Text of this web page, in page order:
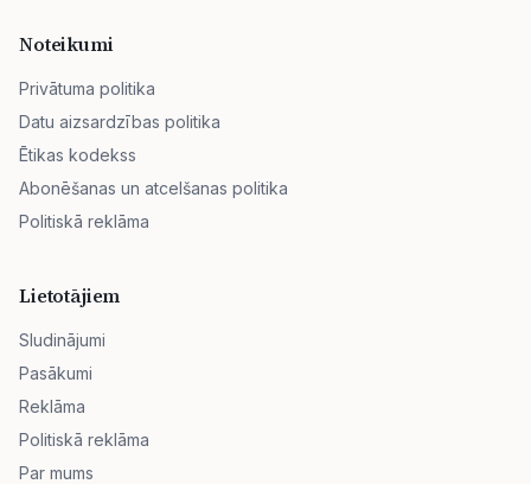
Noteikumi
Privātuma politika
Datu aizsardzības politika
Ētikas kodekss
Abonēšanas un atcelšanas politika
Politiskā reklāma
Lietotājiem
Sludinājumi
Pasākumi
Reklāma
Politiskā reklāma
Par mums